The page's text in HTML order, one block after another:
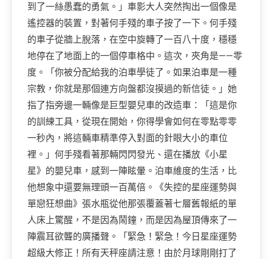
到了一絲愚蠢的勇氣。」車影大人突然掏出一個像是
遙控器的裝置，對著何手殘的車子按了一下。何手殘
的車子從牆上脫落，在空中旋轉了一百八十度，穩穩
地停在了地面上的一個停車格中。這次，夾角是——零
度。「你被分配給我的泊車學徒了。如果泊車是一種
宗教，你就是那個連方向盤都沒摸過的新信徒。」她
指了指旁邊一輛像是巨型嬰兒車的改造車：「這是你
的訓練工具，從現在開始，你得學會如何在零點零零
一秒內，將這輛車精準停入對面的針眼大小的車位
裡。」何手殘看著那輛閃閃發光、還在播放《小星
星》的嬰兒車，感到一陣眩暈。泊車維度的生活，比
他想象中還要無理頭一百萬倍。《失控的星座運勢與
單戀狂想曲》張水瓶從他那張覆蓋著七層舊報紙的單
人床上驚醒，不是因為鬧鐘，而是因為屋頂傳來了一
陣震耳欲聾的廣播聲。「緊急！緊急！今日星座運勢
超級大修正！所有天秤座請注意！由於月球剛剛打了